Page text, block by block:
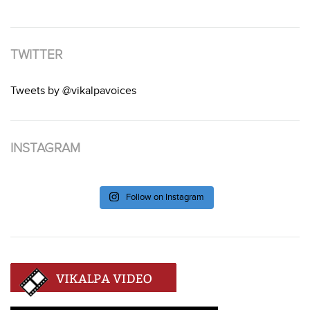
TWITTER
Tweets by @vikalpavoices
INSTAGRAM
Follow on Instagram